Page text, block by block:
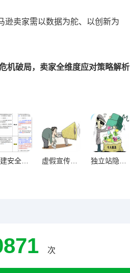
逊卖家需以数据为舵、以创新为
机破局，卖家全维度应对策略解析
构建安全防线，供应链审核流程的优化之道 虚假宣传，企业长期运营的隐形毒瘤 独立站隐私政策不可随意复制，法律、技术、信任三重危机深度解析
次